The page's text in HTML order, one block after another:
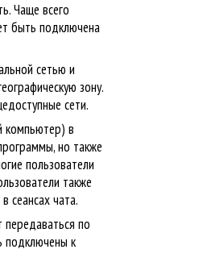
Чаще всего
быть подключена
сетью и
зону.
сети.
компьютер) в
но также
пользователи
также
сеансах чата.
по
подключены к